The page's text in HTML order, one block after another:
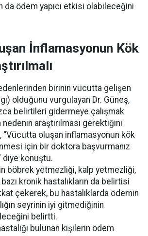
da ödem yapıcı etkisi olabileceğini
İnflamasyonun Kök
birinin vücutta gelişen
olduğunu vurgulayan Dr. Güneş,
belirtileri gidermeye çalışmak
araştırılması gerektiğini
“Vücutta oluşan inflamasyonun kök
için bir doktora başvurmanız
diye konuştu.
böbrek yetmezliği, kalp yetmezliği,
kronik hastalıkların da belirtisi
çekerek, bu hastalıklarda ödemin
seyrinin iyi gitmediğinin
belirtti.
bulunan kişilerin ödem